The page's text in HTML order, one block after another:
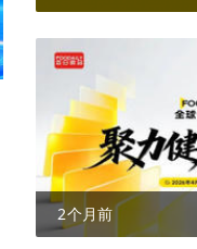
2个月前